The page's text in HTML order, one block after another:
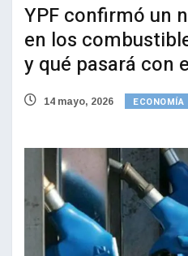
YPF confirmó un
en los
y qué pasará con
14 mayo, 2026 ECONOMÍA